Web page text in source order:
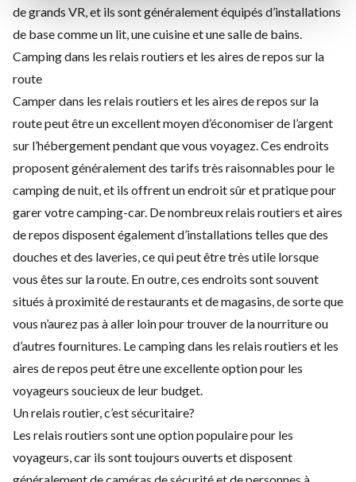
de grands VR, et ils sont généralement équipés d’installations
de base comme un lit, une cuisine et une salle de bains.
Camping dans les relais routiers et les aires de repos sur la
route
Camper dans les relais routiers et les aires de repos sur la
route peut être un excellent moyen d’économiser de l’argent
sur l’hébergement pendant que vous voyagez. Ces endroits
proposent généralement des tarifs très raisonnables pour le
camping de nuit, et ils offrent un endroit sûr et pratique pour
garer votre camping-car. De nombreux relais routiers et aires
de repos disposent également d’installations telles que des
douches et des laveries, ce qui peut être très utile lorsque
vous êtes sur la route. En outre, ces endroits sont souvent
situés à proximité de restaurants et de magasins, de sorte que
vous n’aurez pas à aller loin pour trouver de la nourriture ou
d’autres fournitures. Le camping dans les relais routiers et les
aires de repos peut être une excellente option pour les
voyageurs soucieux de leur budget.
Un relais routier, c’est sécuritaire?
Les relais routiers sont une option populaire pour les
voyageurs, car ils sont toujours ouverts et disposent